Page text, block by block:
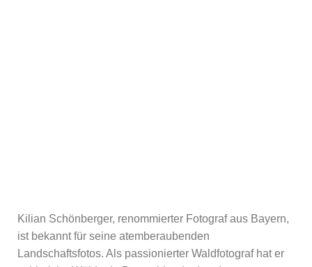
Kilian Schönberger, renommierter Fotograf aus Bayern,
ist bekannt für seine atemberaubenden
Landschaftsfotos. Als passionierter Waldfotograf hat er